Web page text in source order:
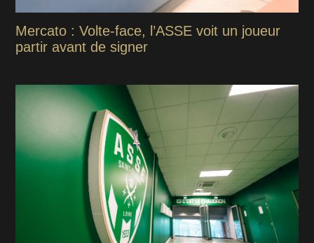
Mercato : Volte-face, l’ASSE voit un joueur
partir avant de signer